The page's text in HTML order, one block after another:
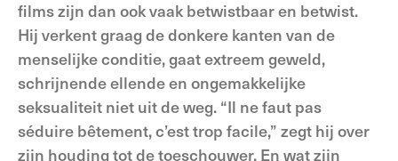
films zijn dan ook vaak betwistbaar en betwist.
Hij verkent graag de donkere kanten van de
menselijke conditie, gaat extreem geweld,
schrijnende ellende en ongemakkelijke
seksualiteit niet uit de weg. “Il ne faut pas
séduire bêtement, c’est trop facile,” zegt hij over
zijn houding tot de toeschouwer. En wat zijn